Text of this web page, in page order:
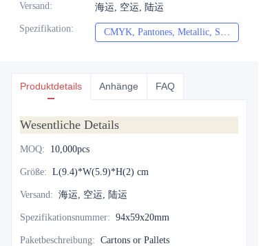
Versand: 海运, 空运, 陆运
Spezifikation: CMYK, Pantones, Metallic, Sonderfarbe usw.
Produktdetails Anhänge FAQ
Wesentliche Details
MOQ: 10,000pcs
Größe: L(9.4)*W(5.9)*H(2) cm
Versand: 海运, 空运, 陆运
Spezifikationsnummer: 94x59x20mm
Paketbeschreibung: Cartons or Pallets